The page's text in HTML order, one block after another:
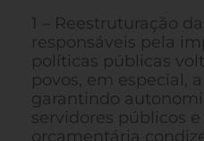
1 – Reestruturação
responsáveis pela
políticas públicas
povos, em especial, a
garantindo
servidores públicos
orçamentária